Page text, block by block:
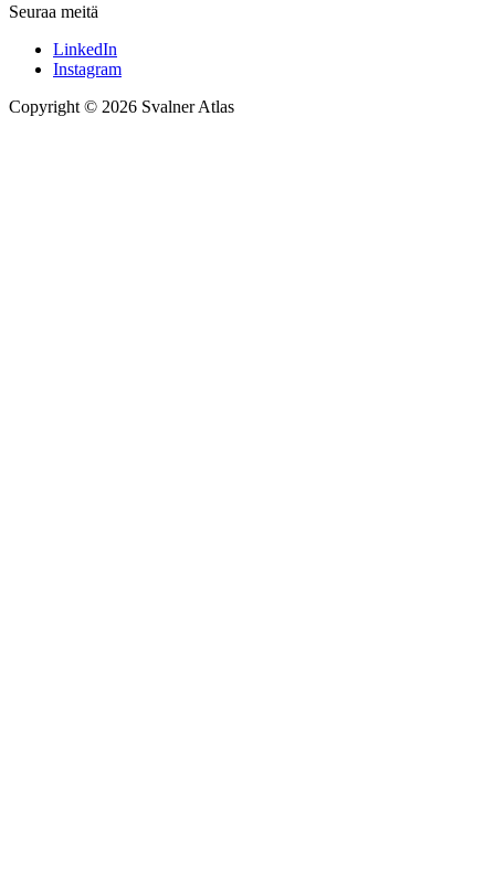
Seuraa meitä
LinkedIn
Instagram
Copyright © 2026 Svalner Atlas